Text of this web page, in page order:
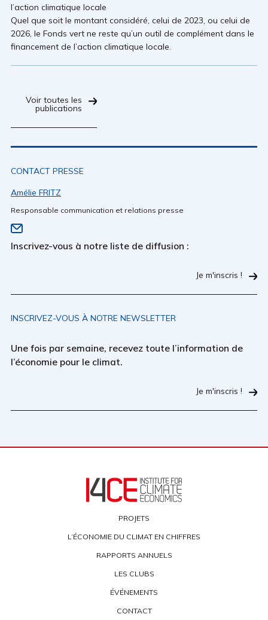
l’action climatique locale
Quel que soit le montant considéré, celui de 2023, ou celui de
2026, le Fonds vert ne reste qu’un outil de complément dans le
financement de l’action climatique locale.
Voir toutes les
publications
CONTACT PRESSE
Amélie FRITZ
Responsable communication et relations presse
Inscrivez-vous à notre liste de diffusion :
Je m'inscris !
INSCRIVEZ-VOUS À NOTRE NEWSLETTER
Une fois par semaine, recevez toute l’information de
l’économie pour le climat.
Je m'inscris !
PROJETS
L’ÉCONOMIE DU CLIMAT EN CHIFFRES
RAPPORTS ANNUELS
LES CLUBS
ÉVÉNEMENTS
CONTACT